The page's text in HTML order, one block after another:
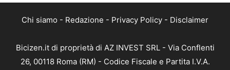
Chi siamo - Redazione - Privacy Policy - Disclaimer
Bicizen.it di proprietà di AZ INVEST SRL - Via Conflenti
26, 00118 Roma (RM) - Codice Fiscale e Partita I.V.A.